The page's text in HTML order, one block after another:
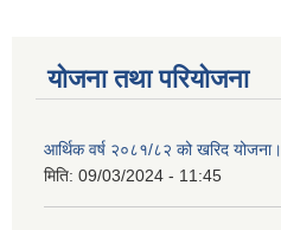
योजना तथा परियोजना
आर्थिक वर्ष २०८१/८२ को खरिद योजना।
मिति: 09/03/2024 - 11:45